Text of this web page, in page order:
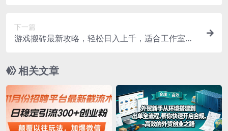
下一篇
游戏搬砖最新攻略，轻松日入上千，适合工作室和
相关文章